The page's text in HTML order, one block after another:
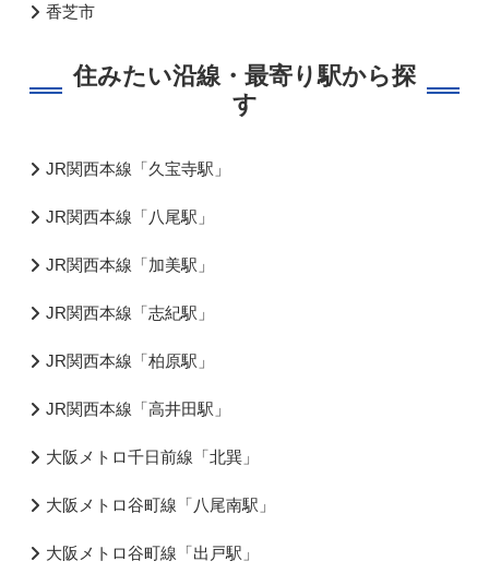
香芝市
住みたい沿線・最寄り駅から探
す
JR関西本線「久宝寺駅」
JR関西本線「八尾駅」
JR関西本線「加美駅」
JR関西本線「志紀駅」
JR関西本線「柏原駅」
JR関西本線「高井田駅」
大阪メトロ千日前線「北巽」
大阪メトロ谷町線「八尾南駅」
大阪メトロ谷町線「出戸駅」